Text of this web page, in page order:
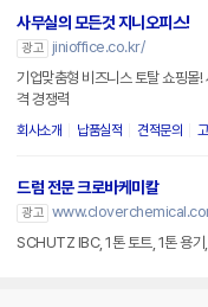
사무실의 모든것 지니오피스!
광고
jinioffice.co.kr/
기업맞춤형 비즈니스 토탈 쇼핑몰
격 경쟁력
회사소개 납품실적 견적문의
드럼 전문 크로바케미칼
광고
SCHUTZ IBC, 1톤 토트, 1톤 용기